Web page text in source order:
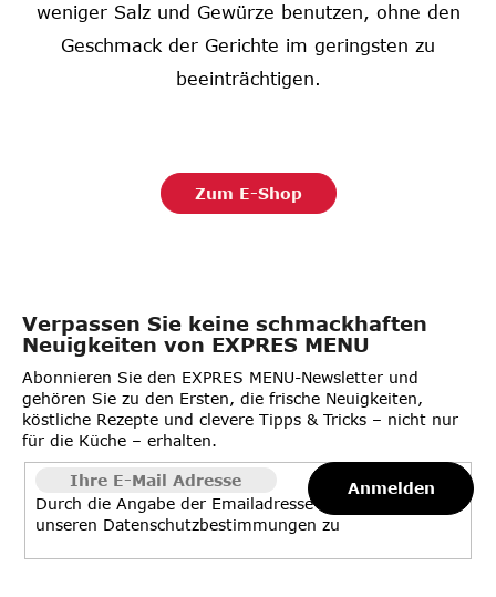
weniger Salz und Gewürze benutzen, ohne den
Geschmack der Gerichte im geringsten zu
beeinträchtigen.
Zum E-Shop
Verpassen Sie keine schmackhaften
Neuigkeiten von EXPRES MENU
Abonnieren Sie den EXPRES MENU-Newsletter und
gehören Sie zu den Ersten, die frische Neuigkeiten,
köstliche Rezepte und clevere Tipps & Tricks – nicht nur
für die Küche – erhalten.
Durch die Angabe der Emailadresse stimmen Sie
unseren Datenschutzbestimmungen zu
Anmelden